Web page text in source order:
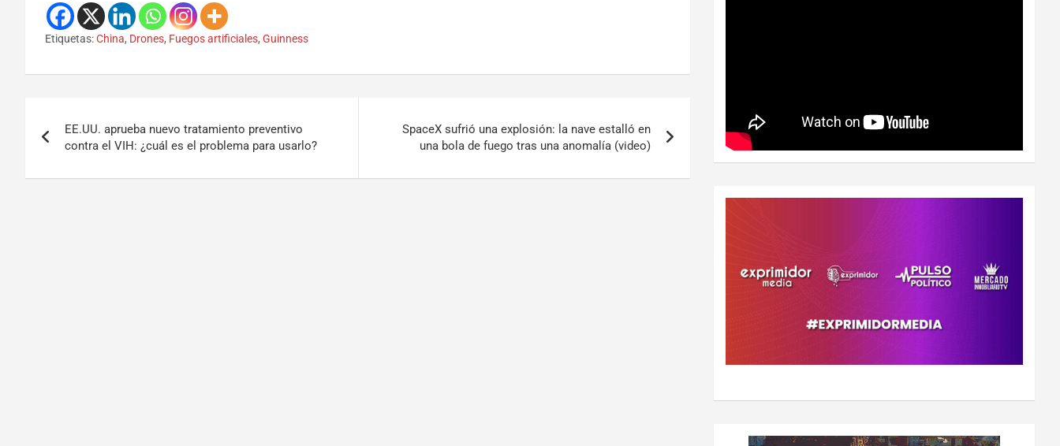
Etiquetas:China, Drones, Fuegos artificiales, Guinness
EE.UU. aprueba nuevo tratamiento preventivo
contra el VIH: ¿cuál es el problema para usarlo?
SpaceX sufrió una explosión: la nave estalló en
una bola de fuego tras una anomalía (video)